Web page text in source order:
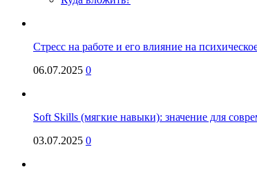
Стресс на работе и его влияние на
06.07.2025 0
Soft Skills (мягкие навыки): значение для
03.07.2025 0